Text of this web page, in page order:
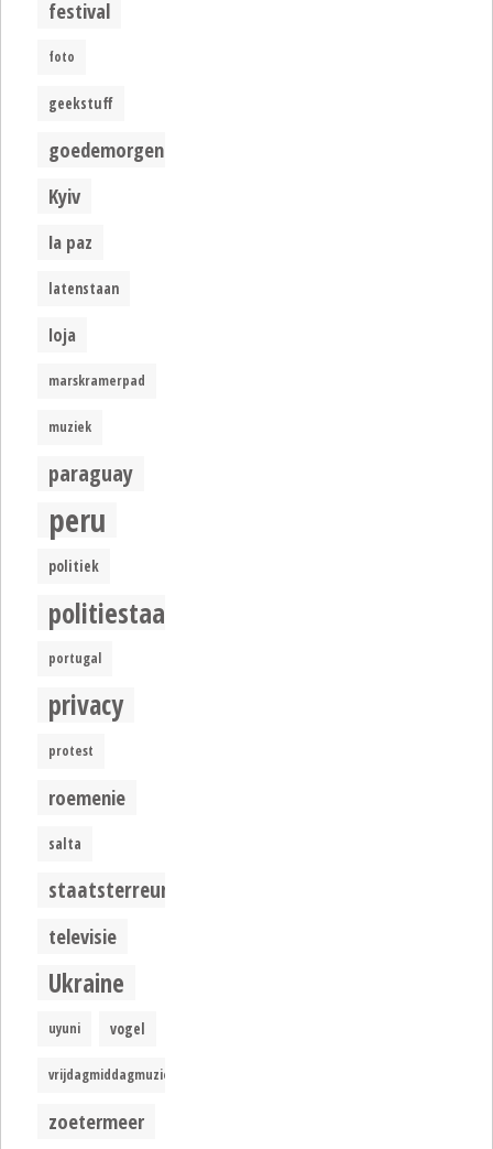
festival
foto
geekstuff
goedemorgen
Kyiv
la paz
latenstaan
loja
marskramerpad
muziek
paraguay
peru
politiek
politiestaat
portugal
privacy
protest
roemenie
salta
staatsterreur
televisie
Ukraine
uyuni vogel
vrijdagmiddagmuziek
zoetermeer